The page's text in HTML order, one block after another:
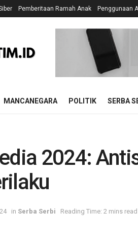
Pemberitaan Ramah Anak Penggunaan AI
MANCANEGARA POLITIK SERBA
2024:
in Serba Serbi Reading Time: 2 mins read